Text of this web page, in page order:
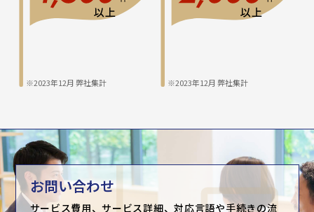
※2023年12月 弊社集計 ※2023年12月 弊社集計
お問い合わせ
サービス費用、サービス詳細、対応言語や手続きの流